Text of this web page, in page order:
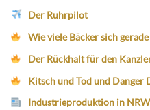
Der Ruhrpilot
Wie viele Bäcker sich
Der Rückhalt für den
Kitsch und Tod und Danger
Industrieproduktion in